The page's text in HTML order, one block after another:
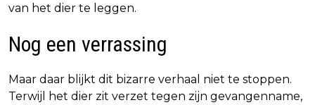
van het dier te leggen.
Nog een verrassing
Maar daar blijkt dit bizarre verhaal niet te stoppen.
Terwijl het dier zit verzet tegen zijn gevangenname,